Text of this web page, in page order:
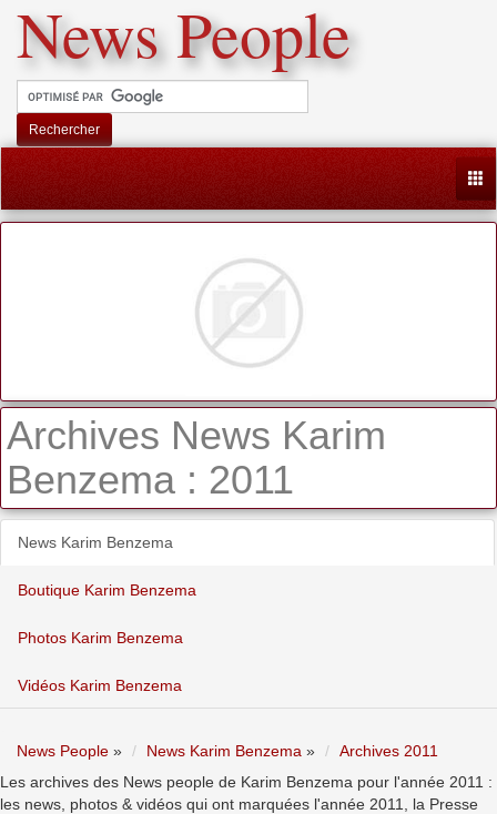
News People
Rechercher
Archives News Karim
Benzema : 2011
News Karim Benzema
Boutique Karim Benzema
Photos Karim Benzema
Vidéos Karim Benzema
News People » News Karim Benzema »
Archives 2011
Les archives des News people de Karim Benzema pour l'année 2011 :
les news, photos & vidéos qui ont marquées l'année 2011, la Presse